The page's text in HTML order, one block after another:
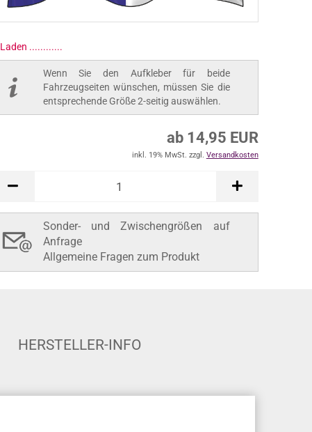
Laden ..............
Wenn Sie den Aufkleber für beide
Fahrzeugseiten wünschen, müssen Sie die
entsprechende Größe 2-seitig auswählen.
ab 14,95 EUR
inkl. 19% MwSt. zzgl. Versandkosten
Sonder- und Zwischengrößen auf
Anfrage
Allgemeine Fragen zum Produkt
HERSTELLER-INFO